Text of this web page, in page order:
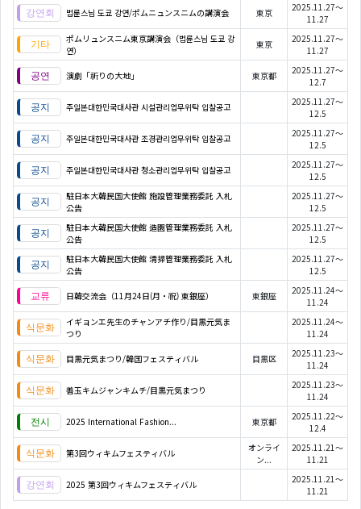
법륜스님 도쿄 강연/ポムニュンスニムの講演会 東京
2025.11.27～
11.27
ポムリュンスニム東京講演会（법륜스님 도쿄 강
연）
東京
2025.11.27～
11.27
演劇「祈りの大地」 東京都
2025.11.27～
12.7
주일본대한민국대사관 시설관리업무위탁 입찰공고
2025.11.27～
12.5
주일본대한민국대사관 조경관리업무위탁 입찰공고
2025.11.27～
12.5
주일본대한민국대사관 청소관리업무위탁 입찰공고
2025.11.27～
12.5
駐日本大韓民国大使館 施設管理業務委託 入札
公告
2025.11.27～
12.5
駐日本大韓民国大使館 造園管理業務委託 入札
公告
2025.11.27～
12.5
駐日本大韓民国大使館 清掃管理業務委託 入札
公告
2025.11.27～
12.5
日韓交流会（11月24日(月・祝) 東銀座） 東銀座
2025.11.24～
11.24
イギョンエ先生のチャンアチ作り/目黒元気ま
つり
2025.11.24～
11.24
目黒元気まつり/韓国フェスティバル 目黒区
2025.11.23～
11.24
善玉キムジャンキムチ/目黒元気まつり
2025.11.23～
11.24
2025 International Fashion... 東京都
2025.11.22～
12.4
第3回ウィキムフェスティバル
オンライ
ン...
2025.11.21～
11.21
2025 第3回ウィキムフェスティバル
2025.11.21～
11.21